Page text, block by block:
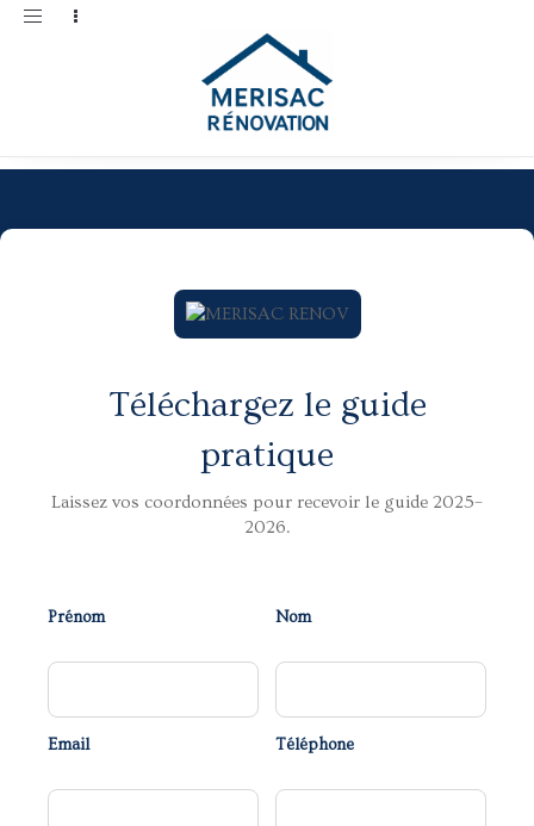
Toggle
Téléchargez le guide
pratique
Laissez vos coordonnées pour recevoir le guide 2025–
2026.
Prénom Nom
Email Téléphone